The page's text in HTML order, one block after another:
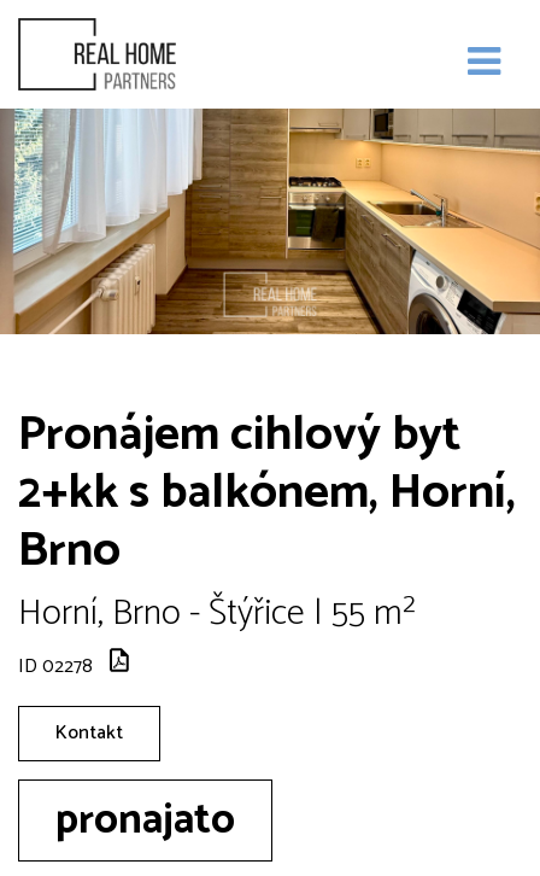
Pronájem cihlový byt
2+kk s balkónem, Horní,
Brno
Horní, Brno - Štýřice | 55 m²
ID 02278
Kontakt
pronajato